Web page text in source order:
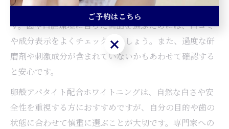
や、その他の成分とのバランスを確認することが重要で
す。歯や口腔環境に合った商品を選ぶためには、口コミ
や成分表示をよくチェックしましょう。また、過度な研
磨剤や刺激成分が含まれていないかもあわせて確認する
と安心です。
卵殻アパタイト配合ホワイトニングは、自然な白さや安
全性を重視する方におすすめですが、自分の目的や歯の
状態に合わせて慎重に選ぶことが大切です。専門家への
ご予約はこちら
ご予約はこちら